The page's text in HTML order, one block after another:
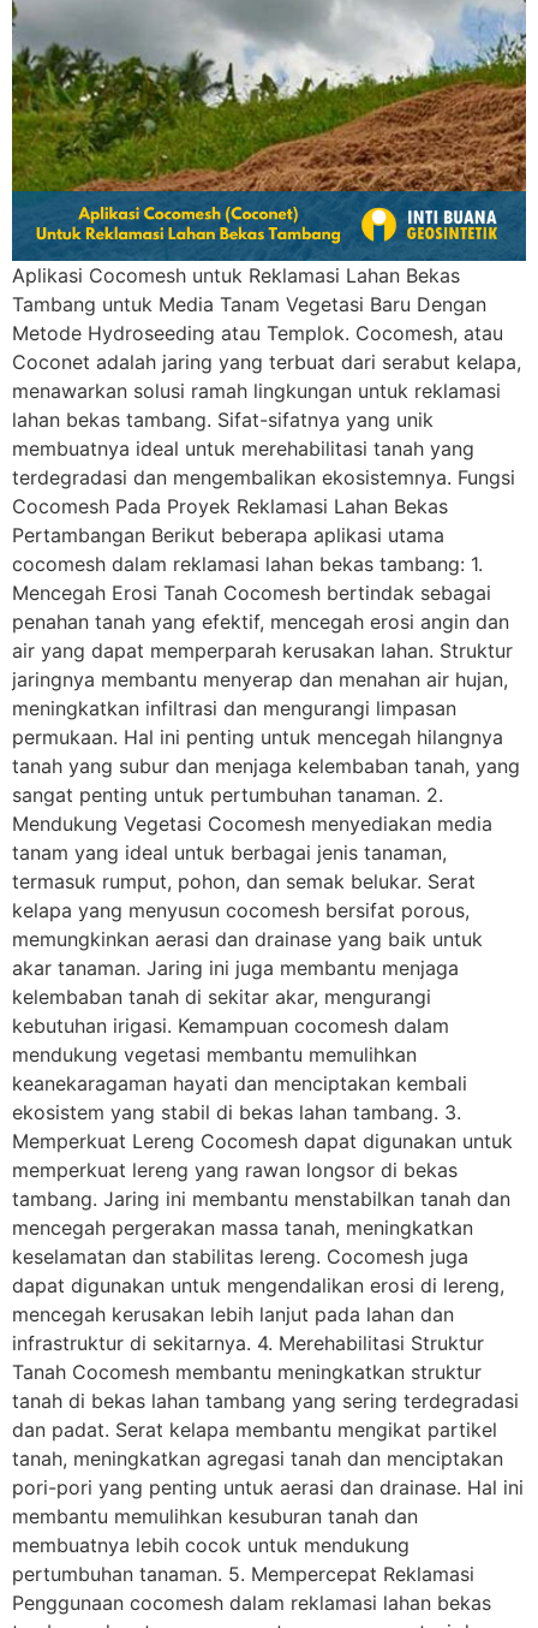
Aplikasi Cocomesh untuk Reklamasi Lahan Bekas
Tambang untuk Media Tanam Vegetasi Baru Dengan
Metode Hydroseeding atau Templok. Cocomesh, atau
Coconet adalah jaring yang terbuat dari serabut kelapa,
menawarkan solusi ramah lingkungan untuk reklamasi
lahan bekas tambang. Sifat-sifatnya yang unik
membuatnya ideal untuk merehabilitasi tanah yang
terdegradasi dan mengembalikan ekosistemnya. Fungsi
Cocomesh Pada Proyek Reklamasi Lahan Bekas
Pertambangan Berikut beberapa aplikasi utama
cocomesh dalam reklamasi lahan bekas tambang: 1.
Mencegah Erosi Tanah Cocomesh bertindak sebagai
penahan tanah yang efektif, mencegah erosi angin dan
air yang dapat memperparah kerusakan lahan. Struktur
jaringnya membantu menyerap dan menahan air hujan,
meningkatkan infiltrasi dan mengurangi limpasan
permukaan. Hal ini penting untuk mencegah hilangnya
tanah yang subur dan menjaga kelembaban tanah, yang
sangat penting untuk pertumbuhan tanaman. 2.
Mendukung Vegetasi Cocomesh menyediakan media
tanam yang ideal untuk berbagai jenis tanaman,
termasuk rumput, pohon, dan semak belukar. Serat
kelapa yang menyusun cocomesh bersifat porous,
memungkinkan aerasi dan drainase yang baik untuk
akar tanaman. Jaring ini juga membantu menjaga
kelembaban tanah di sekitar akar, mengurangi
kebutuhan irigasi. Kemampuan cocomesh dalam
mendukung vegetasi membantu memulihkan
keanekaragaman hayati dan menciptakan kembali
ekosistem yang stabil di bekas lahan tambang. 3.
Memperkuat Lereng Cocomesh dapat digunakan untuk
memperkuat lereng yang rawan longsor di bekas
tambang. Jaring ini membantu menstabilkan tanah dan
mencegah pergerakan massa tanah, meningkatkan
keselamatan dan stabilitas lereng. Cocomesh juga
dapat digunakan untuk mengendalikan erosi di lereng,
mencegah kerusakan lebih lanjut pada lahan dan
infrastruktur di sekitarnya. 4. Merehabilitasi Struktur
Tanah Cocomesh membantu meningkatkan struktur
tanah di bekas lahan tambang yang sering terdegradasi
dan padat. Serat kelapa membantu mengikat partikel
tanah, meningkatkan agregasi tanah dan menciptakan
pori-pori yang penting untuk aerasi dan drainase. Hal ini
membantu memulihkan kesuburan tanah dan
membuatnya lebih cocok untuk mendukung
pertumbuhan tanaman. 5. Mempercepat Reklamasi
Penggunaan cocomesh dalam reklamasi lahan bekas